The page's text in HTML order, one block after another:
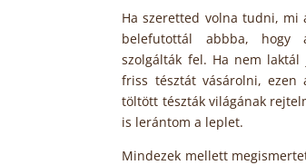
Ha szeretted volna tudni, mi
belefutottál abbba, hogy
szolgálták fel. Ha nem
friss tésztát vásárolni, ezen
töltött tészták világának
is lerántom a leplet.
Mindezek mellett